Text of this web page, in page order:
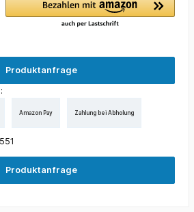
Produktanfrage
Amazon Pay Zahlung bei Abholung
Produktanfrage